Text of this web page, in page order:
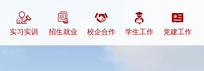
实习实训 招生就业 校企合作 学生工作 党建工作